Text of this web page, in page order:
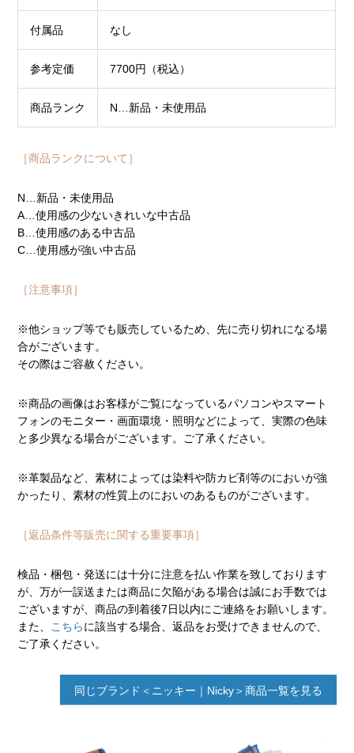
付属品 なし
参考定価 7700円（税込）
商品ランク N…新品・未使用品
［商品ランクについて］
N…新品・未使用品
A…使用感の少ないきれいな中古品
B…使用感のある中古品
C…使用感が強い中古品
［注意事項］
※他ショップ等でも販売しているため、先に売り切れになる場
合がございます。
その際はご容赦ください。
※商品の画像はお客様がご覧になっているパソコンやスマート
フォンのモニター・画面環境・照明などによって、実際の色味
と多少異なる場合がございます。ご了承ください。
※革製品など、素材によっては染料や防カビ剤等のにおいが強
かったり、素材の性質上のにおいのあるものがございます。
［返品条件等販売に関する重要事項］
検品・梱包・発送には十分に注意を払い作業を致しております
が、万が一誤送または商品に欠陥がある場合は誠にお手数では
ございますが、商品の到着後7日以内にご連絡をお願いします。
また、
こちらに該当する場合、返品をお受けできませんので、
ご了承ください。
同じブランド＜ニッキー｜Nicky＞商品一覧を見る